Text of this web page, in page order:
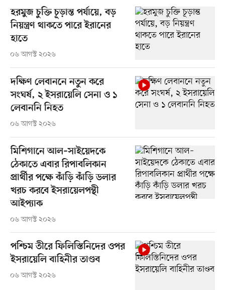
হরমুজ চুক্তি চূড়ান্ত পর্যায়ে, বড়
নিয়ন্ত্রণ থাকতে পারে ইরানের
হাতে
০৬ আগস্ট ২০২৬
দক্ষিণ লেবাননে নতুন করে
সংঘর্ষ, ২ ইসরায়েলি সেনা ও ১
লেবাননি নিহত
০৬ আগস্ট ২০২৬
মিশিগানে আল–সাইয়েদকে
ঠেকাতে এবার রিপাবলিকান
প্রার্থীর পক্ষে কাঁড়ি কাঁড়ি ডলার
খরচ করবে ইসরায়েলপন্থী
আইপ্যাক
০৬ আগস্ট ২০২৬
পশ্চিম তীরে ফিলিস্তিনিদের ওপর
ইসরায়েলি বাহিনীর তাণ্ডব
০৬ আগস্ট ২০২৬